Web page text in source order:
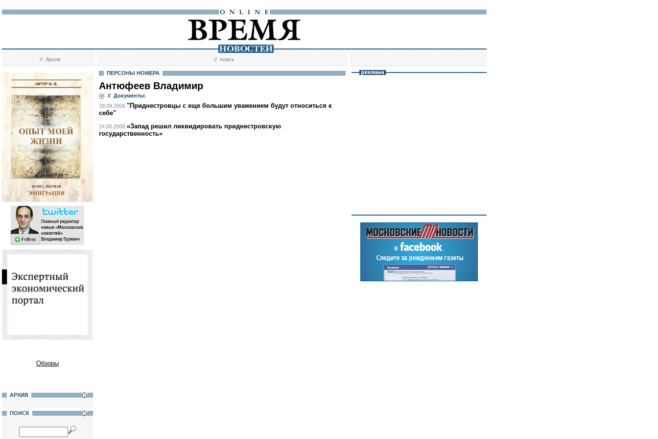
//Архив //поиск
Обзоры
АРХИВ
ПОИСК
ПЕРСОНЫ НОМЕРА
Антюфеев Владимир
// Документы:
18.09.2006 "Приднестровцы с еще большим уважением будут относиться к
себе"
24.05.2005 «Запад решил ликвидировать приднестровскую
государственность»